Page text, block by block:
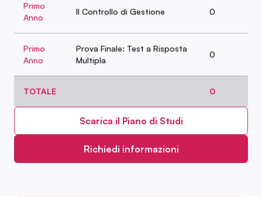
Primo
Anno
Il Controllo di Gestione 0
Primo
Anno
Prova Finale: Test a Risposta
Multipla
0
TOTALE 0
Scarica il Piano di Studi
Richiedi informazioni